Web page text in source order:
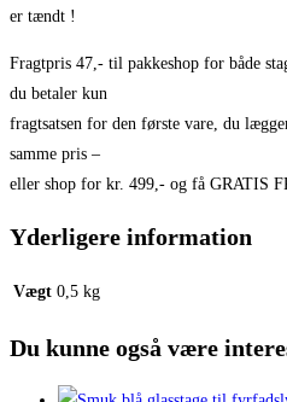
er tændt !
Fragtpris 47,- til pakkeshop for både
du betaler kun
fragtsatsen for den første vare, du
samme pris –
eller shop for kr. 499,- og få GRATIS
Yderligere information
Vægt 0,5 kg
Du kunne også være